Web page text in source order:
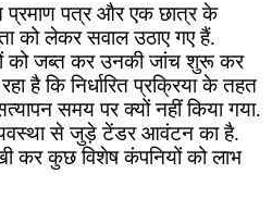
पत्र और एक छात्र के
को लेकर सवाल उठाए गए हैं.
को जब्त कर उनकी जांच शुरू कर
है कि निर्धारित प्रक्रिया के तहत
समय पर क्यों नहीं किया गया.
से जुड़े टेंडर आवंटन का है.
कर कुछ विशेष कंपनियों को लाभ